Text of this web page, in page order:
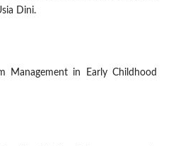
Dini.
Management in Early Childhood